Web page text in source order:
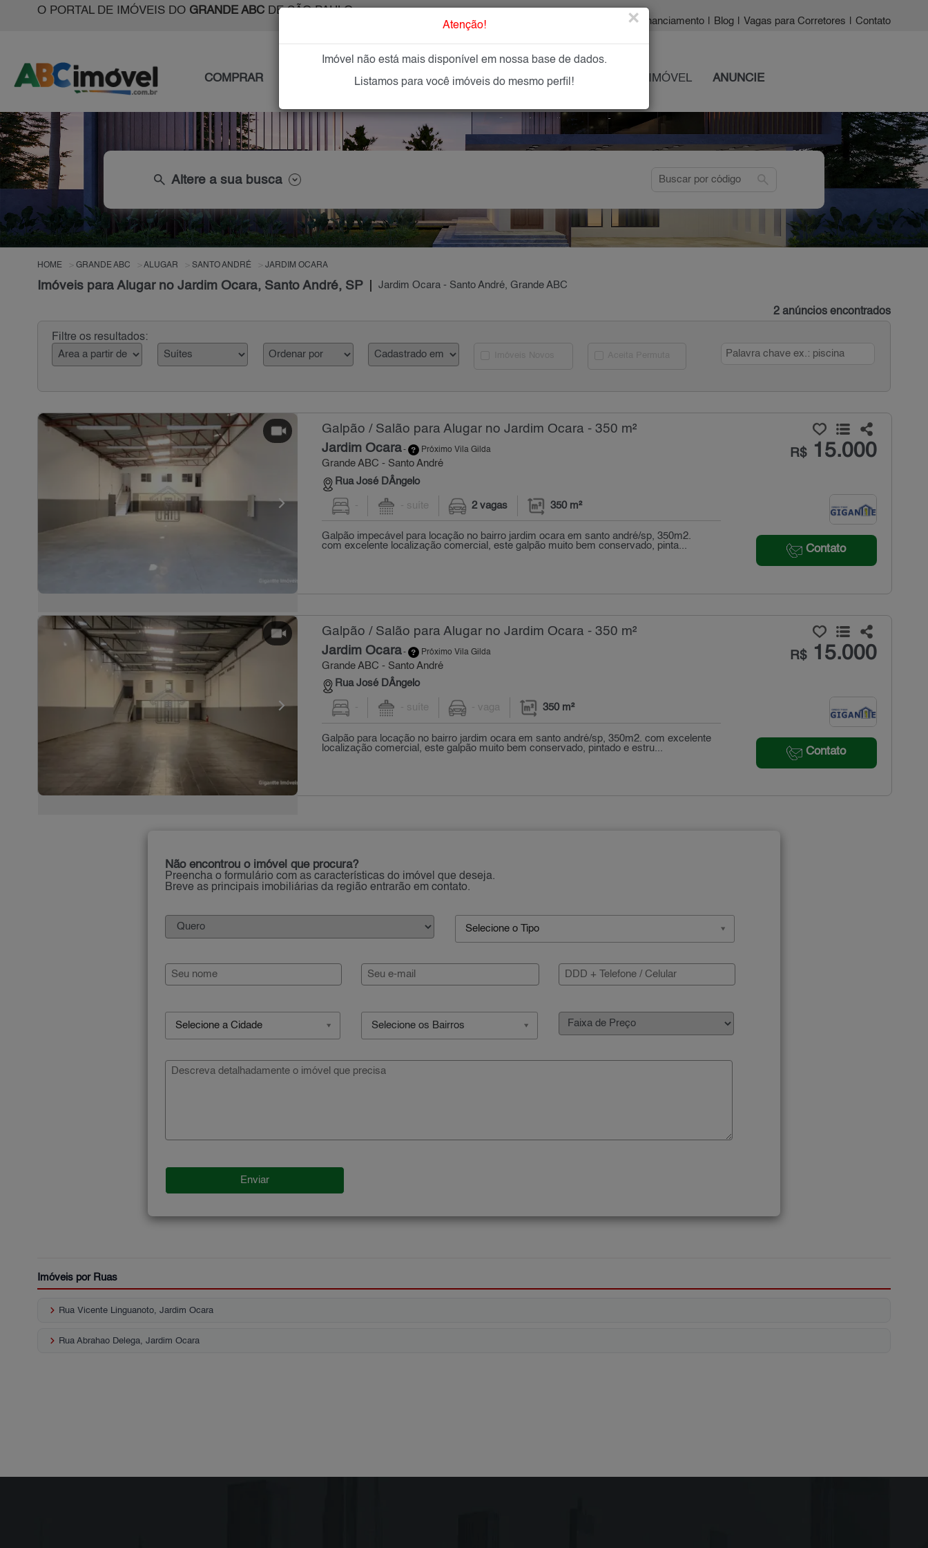
O PORTAL DE IMÓVEIS DO GRANDE ABCDE SÃO PAULO
| Financiamento Blog Vagas para Corretores Contato
COMPRAR IMÓVEIS NOVOS IMOBILIÁRIAS OFEREÇA SEU IMÓVEL ANUNCIE
search Altere a sua busca search
HOME GRANDE ABC ALUGAR SANTO ANDRÉ JARDIM OCARA
Imóveis para Alugar no Jardim Ocara, Santo André, SP Jardim Ocara - Santo André, Grande ABC
2 anúncios encontrados
Filtre os resultados:
Galpão / Salão para Alugar no Jardim Ocara - 350 m²
Jardim Ocara- Próximo Vila Gilda
Grande ABC - Santo André
Rua José DÂngelo
R$15.000
Contato
- - suíte 2 vagas 350 m²
Galpão impecável para locação no bairro jardim ocara em santo andré/sp, 350m2.
com excelente localização comercial, este galpão muito bem conservado, pinta...
Galpão / Salão para Alugar no Jardim Ocara - 350 m²
Jardim Ocara- Próximo Vila Gilda
Grande ABC - Santo André
Rua José DÂngelo
R$15.000
Contato
- - suíte - vaga 350 m²
Galpão para locação no bairro jardim ocara em santo andré/sp, 350m2. com excelente
localização comercial, este galpão muito bem conservado, pintado e estru...
Não encontrou o imóvel que procura?
Preencha o formulário com as características do imóvel que deseja.
Breve as principais imobiliárias da região entrarão em contato.
Selecione o Tipo
Selecione a Cidade Selecione os Bairros
Imóveis por Ruas
keyboard_arrow_right Rua Vicente Linguanoto, Jardim Ocara
keyboard_arrow_right Rua Abrahao Delega, Jardim Ocara
Atenção! ×
Imóvel não está mais disponível em nossa base de dados.
Listamos para você imóveis do mesmo perfil!